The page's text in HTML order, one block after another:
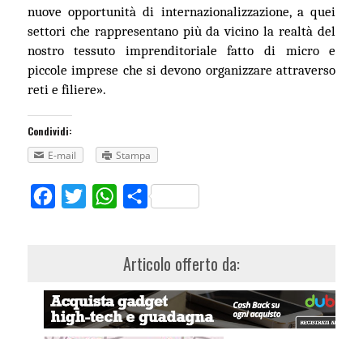
nuove opportunità di internazionalizzazione, a quei
settori che rappresentano più da vicino la realtà del
nostro tessuto imprenditoriale fatto di microe
piccole imprese che si devono organizzare attraverso
reti e filiere».
Condividi:
E-mail
Stampa
FacebookTwitterWhatsApp
Share
Articolo offerto da: